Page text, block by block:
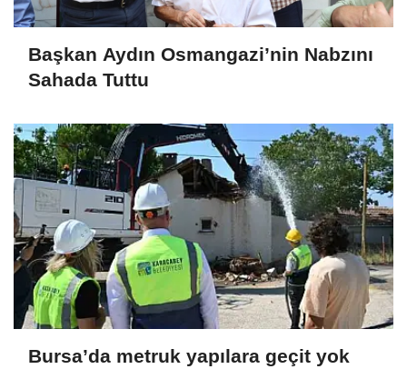
Başkan Aydın Osmangazi’nin Nabzını
Sahada Tuttu
Bursa’da metruk yapılara geçit yok